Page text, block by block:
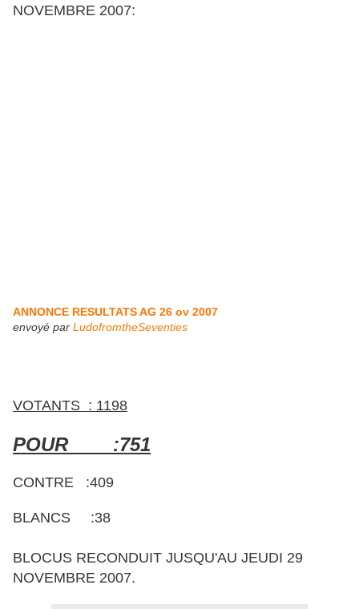
NOVEMBRE 2007:
ANNONCE RESULTATS AG 26 ov 2007
envoyé par LudofromtheSeventies
VOTANTS : 1198
POUR :751
CONTRE :409
BLANCS :38
BLOCUS RECONDUIT JUSQU'AU JEUDI 29
NOVEMBRE 2007.